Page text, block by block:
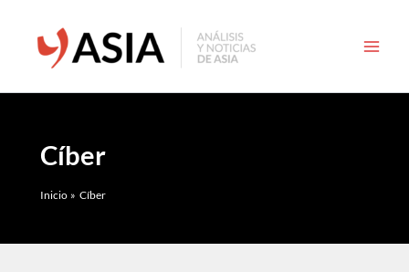
contenido
Cíber
Inicio Cíber